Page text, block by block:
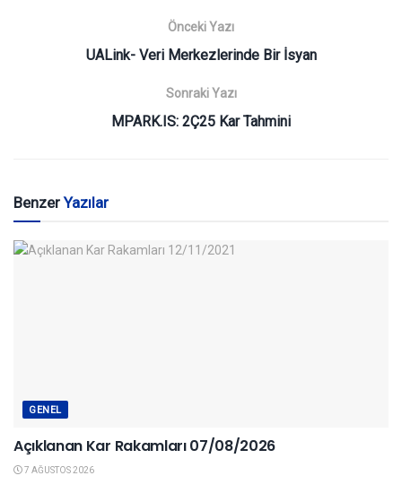
Önceki Yazı
UALink- Veri Merkezlerinde Bir İsyan
Sonraki Yazı
MPARK.IS: 2Ç25 Kar Tahmini
BenzerYazılar
GENEL
Açıklanan Kar Rakamları 07/08/2026
7 AĞUSTOS 2026